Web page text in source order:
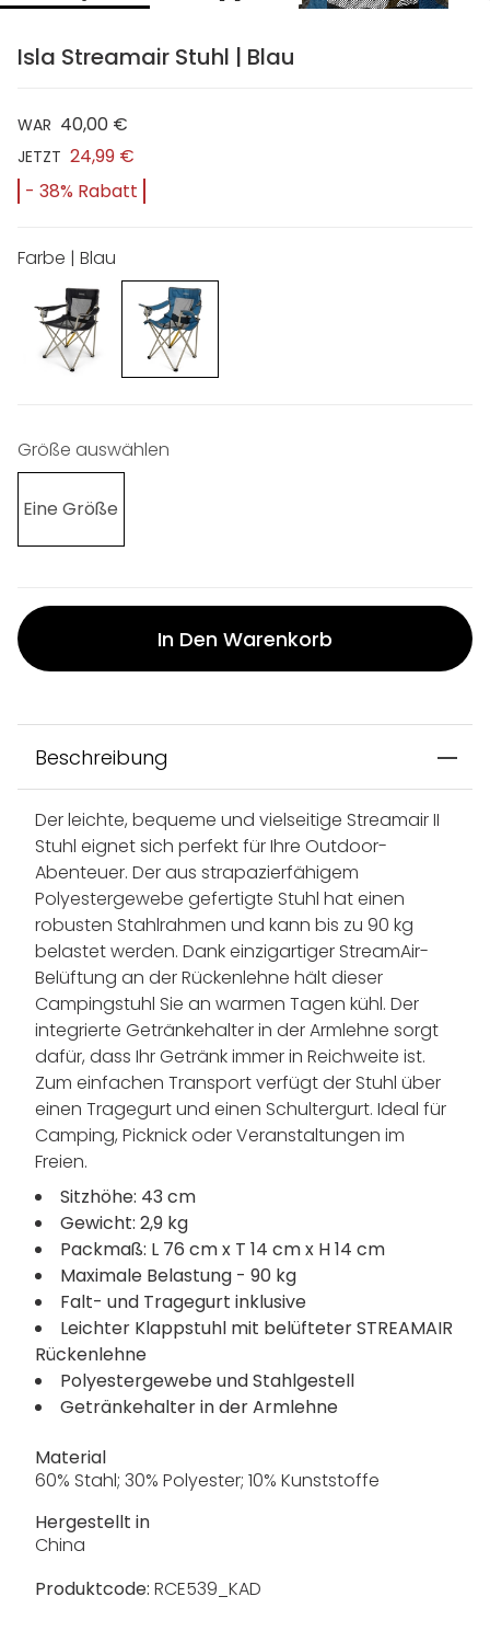
Isla Streamair Stuhl | Blau
WAR 40,00 €
JETZT 24,99 €
- 38% Rabatt
Farbe | Blau
Größe auswählen
Eine Größe
In Den Warenkorb
Beschreibung
Der leichte, bequeme und vielseitige Streamair II
Stuhl eignet sich perfekt für Ihre Outdoor-
Abenteuer. Der aus strapazierfähigem
Polyestergewebe gefertigte Stuhl hat einen
robusten Stahlrahmen und kann bis zu 90 kg
belastet werden. Dank einzigartiger StreamAir-
Belüftung an der Rückenlehne hält dieser
Campingstuhl Sie an warmen Tagen kühl. Der
integrierte Getränkehalter in der Armlehne sorgt
dafür, dass Ihr Getränk immer in Reichweite ist.
Zum einfachen Transport verfügt der Stuhl über
einen Tragegurt und einen Schultergurt. Ideal für
Camping, Picknick oder Veranstaltungen im
Freien.
Sitzhöhe: 43 cm
Gewicht: 2,9 kg
Packmaß: L 76 cm x T 14 cm x H 14 cm
Maximale Belastung - 90 kg
Falt- und Tragegurt inklusive
Leichter Klappstuhl mit belüfteter STREAMAIR
Rückenlehne
Polyestergewebe und Stahlgestell
Getränkehalter in der Armlehne
Material
60% Stahl; 30% Polyester; 10% Kunststoffe
Hergestellt in
China
Produktcode: RCE539_KAD